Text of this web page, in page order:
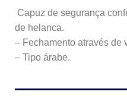
Capuz de segurança
de helanca.
– Fechamento através de
– Tipo árabe.